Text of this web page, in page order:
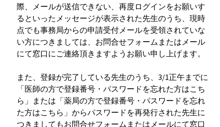
際、メールが送信できない、再度ログインをお願いす
るといったメッセージが表示された先生のうち、現時
点でも事務局からの申請受付メールを受領されていな
い方につきましては、お問合せフォームまたはメール
にて窓口にご連絡頂きますようお願い申し上げます。
また、登録が完了している先生のうち、3/1正午までに
「医師の方で登録番号・パスワードを忘れた方はこち
ら」または「薬局の方で登録番号・パスワードを忘れ
た方はこちら」からパスワードを再発行された先生に
つきましてもお問合せフォームまたはメールにて窓口